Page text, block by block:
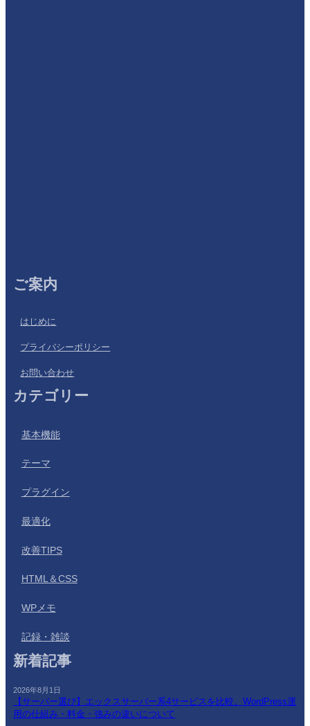
ご案内
はじめに
プライバシーポリシー
お問い合わせ
カテゴリー
基本機能
テーマ
プラグイン
最適化
改善TIPS
HTML＆CSS
WPメモ
記録・雑談
新着記事
2026年8月1日
【サーバー選び】エックスサーバー系4サービスを比較。WordPress運
用の仕組み・料金・強みの違いについて